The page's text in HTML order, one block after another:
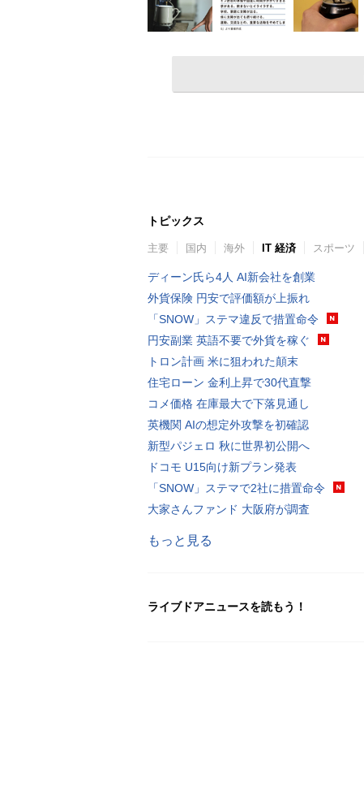
トピックス
主要 国内 海外 IT 経済 スポーツ
ディーン氏ら4人 AI新会社を創業
外貨保険 円安で評価額が上振れ
「SNOW」ステマ違反で措置命令
円安副業 英語不要で外貨を稼ぐ
トロン計画 米に狙われた顛末
住宅ローン 金利上昇で30代直撃
コメ価格 在庫最大で下落見通し
英機関 AIの想定外攻撃を初確認
新型パジェロ 秋に世界初公開へ
ドコモ U15向け新プラン発表
「SNOW」ステマで2社に措置命令
大家さんファンド 大阪府が調査
もっと見る
ライブドアニュースを読もう！